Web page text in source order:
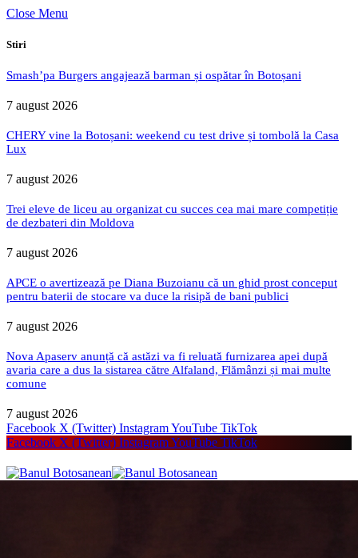
Close Menu
Stiri
Smash’pa Burgers angajează barman și ospătar în Botoșani
7 august 2026
CHERY vine la Botoșani: weekend cu test drive și tombolă la Casa
Lux
7 august 2026
Trei eleve de liceu au organizat cu succes cea mai mare competiție
de dezbateri din Moldova
7 august 2026
APCE o avertizează pe Diana Buzoianu că un ghid prost conceput
pentru baterii de stocare va duce la risipă de bani publici
7 august 2026
Nova Apaserv anunță că astăzi va fi reluată furnizarea apei după
avaria care a dus la sistarea către Alfaland, Flămânzi și mai multe
comune
7 august 2026
Facebook X (Twitter) InstagramYouTube TikTok
Facebook X (Twitter) InstagramYouTube TikTok